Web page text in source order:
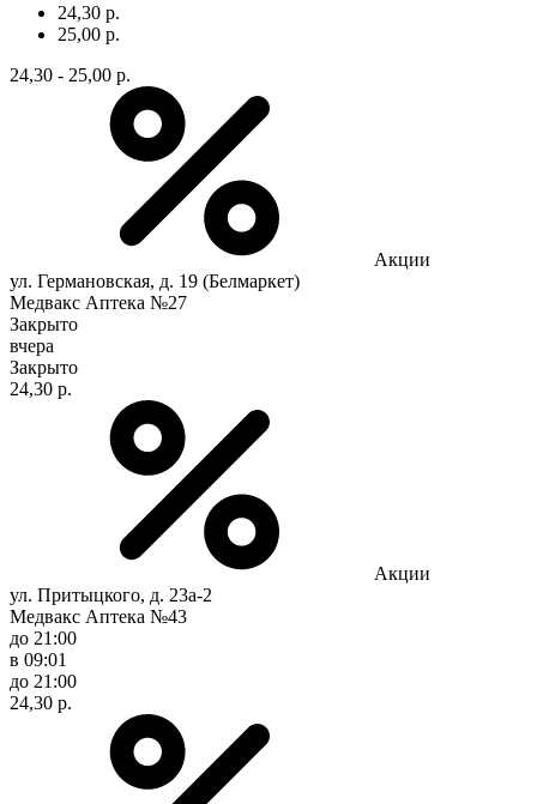
24,30 р.
25,00 р.
24,30 - 25,00 р.
Акции
ул. Германовская, д. 19 (Белмаркет)
Медвакс Аптека №27
Закрыто
вчера
Закрыто
24,30 р.
Акции
ул. Притыцкого, д. 23а-2
Медвакс Аптека №43
до 21:00
в 09:01
до 21:00
24,30 р.